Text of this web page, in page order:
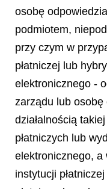
osobę
podmiotem,
przy czym w
płatniczej lub
elektronicznego -
zarządu lub
działalnością
płatniczych lub
elektronicznego, a
instytucji